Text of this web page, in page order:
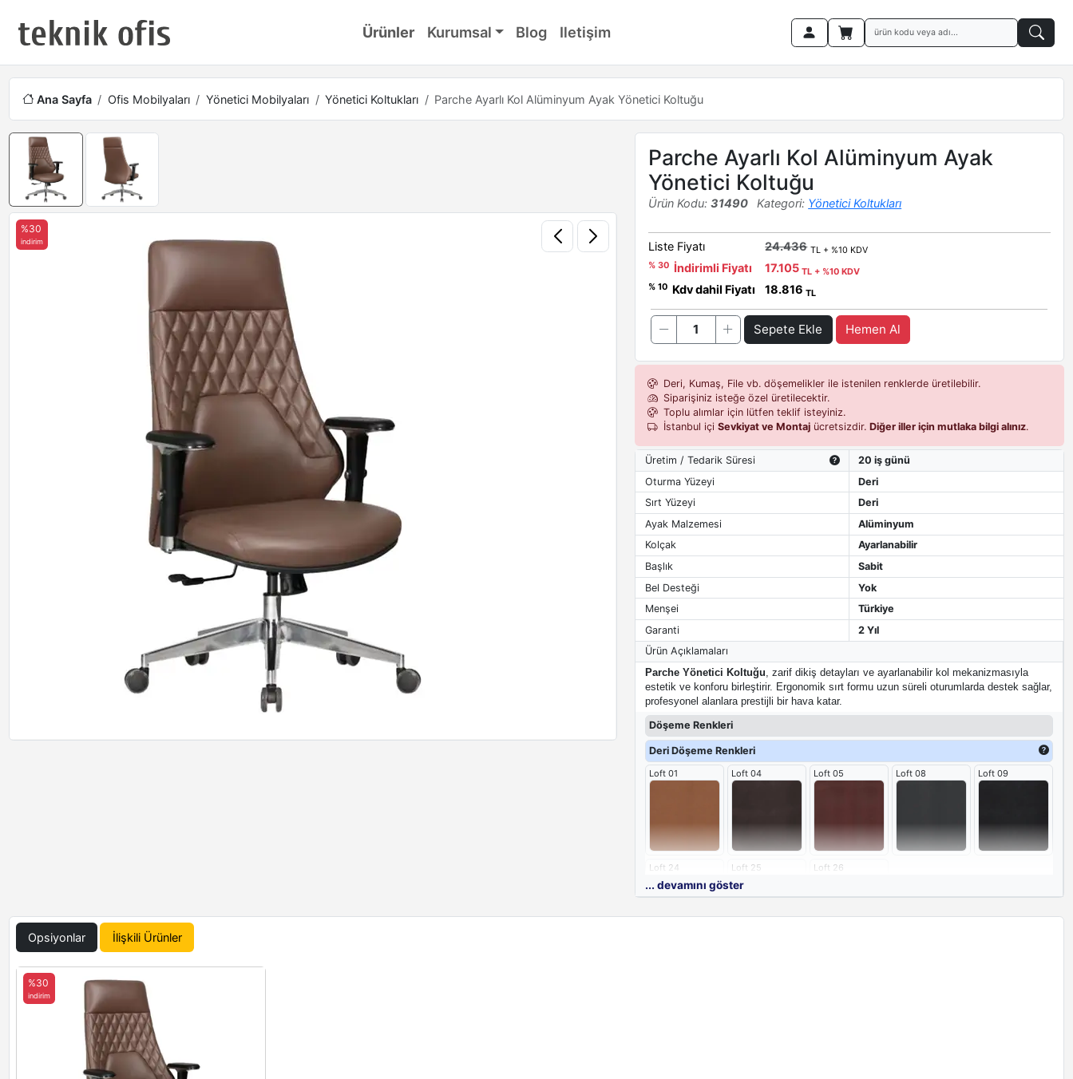
Ürünler Kurumsal Blog Iletişim
Ana Sayfa Ofis Mobilyaları Yönetici Mobilyaları Yönetici Koltukları Parche Ayarlı Kol Alüminyum Ayak Yönetici Koltuğu
%30
indirim
Parche Ayarlı Kol Alüminyum Ayak
Yönetici Koltuğu
Ürün Kodu: 31490 Kategori: Yönetici Koltukları
Liste Fiyatı 24.436 TL + %10 KDV
% 30 İndirimli Fiyatı 17.105TL + %10 KDV
% 10 Kdv dahil Fiyatı 18.816TL
Sepete Ekle Hemen Al
Deri, Kumaş, File vb. döşemelikler ile istenilen renklerde üretilebilir.
Siparişiniz isteğe özel üretilecektir.
Toplu alımlar için lütfen teklif isteyiniz.
İstanbul içiSevkiyat ve Montaj ücretsizdir.Diğer iller için mutlaka bilgi alınız.
Üretim / Tedarik Süresi
20 iş günü
Oturma Yüzeyi
Deri
Sırt Yüzeyi
Deri
Ayak Malzemesi
Alüminyum
Kolçak
Ayarlanabilir
Başlık
Sabit
Bel Desteği
Yok
Menşei
Türkiye
Garanti
2 Yıl
Ürün Açıklamaları
Parche Yönetici Koltuğu, zarif dikiş detayları ve ayarlanabilir kol mekanizmasıyla
estetik ve konforu birleştirir. Ergonomik sırt formu uzun süreli oturumlarda destek sağlar,
profesyonel alanlara prestijli bir hava katar.
Döşeme Renkleri
Deri Döşeme Renkleri
Loft 01 Loft 04 Loft 05 Loft 08 Loft 09
Loft 24 Loft 25 Loft 26
... devamını göster
Opsiyonlar İlişkili Ürünler
%30
indirim